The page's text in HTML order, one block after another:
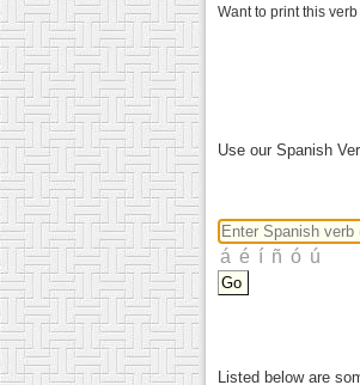
Want to print this
Use our Spanish
Listed below are